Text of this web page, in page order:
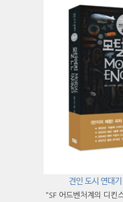
견인 도시 연대
“SF 어드벤처계의 디킨